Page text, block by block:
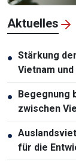
Aktuelles
● Stärkung
Vietnam
● Begegnung
zwischen
●
für die